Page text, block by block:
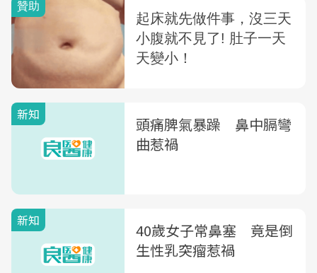
新知
頭痛脾氣暴躁 鼻中膈彎
曲惹禍
新知
40歲女子常鼻塞 竟是倒
生性乳突瘤惹禍